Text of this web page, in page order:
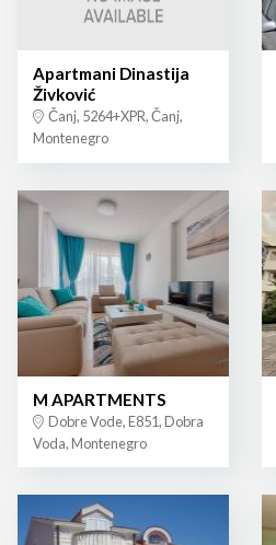
Apartmani Dinastija
Živković
Čanj, 5264+XPR, Čanj,
Montenegro
M APARTMENTS
Dobre Vode, E851, Dobra
Voda, Montenegro